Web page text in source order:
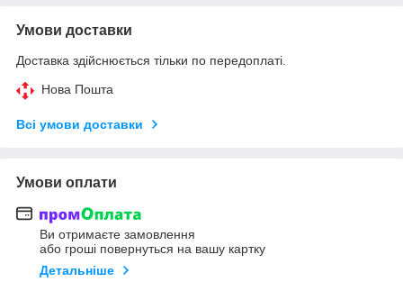
Умови доставки
Доставка здійснюється тільки по передоплаті.
Нова Пошта
Всі умови доставки
Умови оплати
Ви отримаєте замовлення
або гроші повернуться на вашу картку
Детальніше